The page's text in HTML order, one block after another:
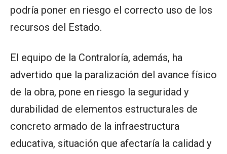
podría poner en riesgo el correcto uso de los
recursos del Estado.
El equipo de la Contraloría, además, ha
advertido que la paralización del avance físico
de la obra, pone en riesgo la seguridad y
durabilidad de elementos estructurales de
concreto armado de la infraestructura
educativa, situación que afectaría la calidad y